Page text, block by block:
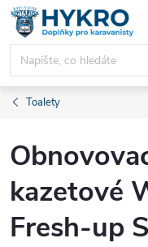
Přejít
obsah
Toalety
kazetové
Fresh-up